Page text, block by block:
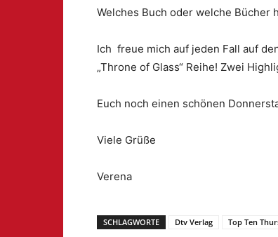
Welches Buch oder welche Bücher
Ich freue mich auf jeden Fall auf
„Throne of Glass“ Reihe! Zwei
Euch noch einen schönen
Viele Grüße
Verena
SCHLAGWORTE Dtv Verlag Top Ten